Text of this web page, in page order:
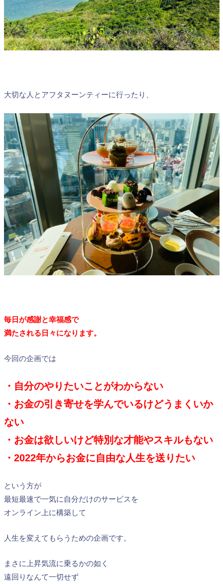
大切な人とアフタヌーンティーに行ったり、
毎日が感謝と幸福感で
満たされる日々になります。
今回の企画では
・自分のやりたいことがわからない
・お金の引き寄せを学んでいるけどうまくいか
ない
・お金は欲しいけど特別な才能やスキルもない
・2022年からお金に自由な人生を送りたい
という方が
最短最速で一気に自分だけのサービスを
オンライン上に構築して
人生を変えてもらうための企画です。
まさに上昇気流に乗るかの如く
遠回りなんて一切せず